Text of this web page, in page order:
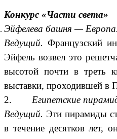
Конкурс «Части света»
Эйфелева башня — Европа.
Ведущий.Французский
Эйфель возвел это
высотой почти в треть
выставки, проходившей в
2. Египетские
Ведущий. Эти пирамиды
в течение десятков лет,